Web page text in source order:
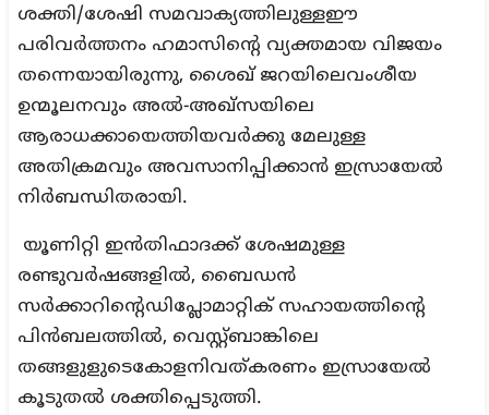
ശക്തി/ശേഷി സമവാക്യത്തിലുള്ളഈ
പരിവര്‍ത്തനം ഹമാസിന്റെ വ്യക്തമായ വിജയം
തന്നെയായിരുന്നു, ശൈഖ് ജറയിലെവംശീയ
ഉന്മൂലനവും അല്‍-അഖ്‌സയിലെ
ആരാധക്കായെത്തിയവര്‍ക്കു മേലുള്ള
അതിക്രമവും അവസാനിപ്പിക്കാന്‍ ഇസ്രായേല്‍
നിര്‍ബന്ധിതരായി.
യൂണിറ്റി ഇന്‍തിഫാദക്ക് ശേഷമുള്ള
രണ്ടുവര്‍ഷങ്ങളില്‍, ബൈഡന്‍
സര്‍ക്കാറിന്റെഡിപ്ലോമാറ്റിക് സഹായത്തിന്റെ
പിന്‍ബലത്തില്‍, വെസ്റ്റ്ബാങ്കിലെ
തങ്ങളുളുടെകോളനിവത്കരണം ഇസ്രായേല്‍
കൂടുതല്‍ ശക്തിപ്പെടുത്തി.